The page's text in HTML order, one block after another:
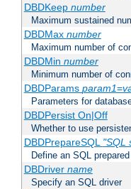
DBDKeep number
Maximum sustained
DBDMax number
Maximum number of
DBDMin number
Minimum number of
DBDParams param1=
Parameters for
DBDPersist On|Off
Whether to use
DBDPrepareSQL "SQL
Define an SQL
DBDriver name
Specify an SQL driver